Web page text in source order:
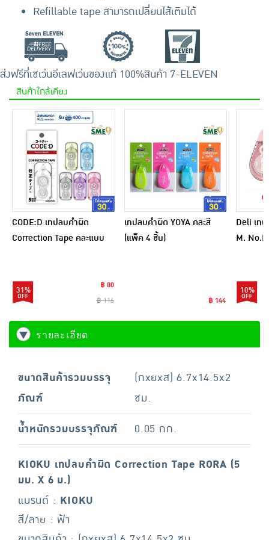
Refillable tape สามารถเปลี่ยนไส้เติมได้
ส่งฟรีที่เซเว่นอีเลฟเว่นของแท้ 100%สินค้า 7-ELEVEN
สินค้าใกล้เคียง
CODE:D เทปลบคำผิด
Correction Tape คละแบบ
31%
฿ 80
฿ 116
เทปลบคำผิด YOYA คละสี
(แพ็ค 4 ชิ้น)
฿ 144
Deli เท
M.
10%
รายละเอียด
ขนาดสินค้ารวมบรรจุ
ภัณฑ์
(กxยxส) 6.7x14.5x2
ซม.
น้ำหนักรวมบรรจุภัณฑ์
0.05 กก.
KIOKU เทปลบคำผิด Correction Tape RORA (5
มม. X 6 ม.)
แบรนด์ : KIOKU
สี/ลาย : ฟ้า